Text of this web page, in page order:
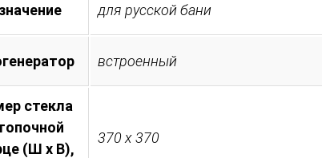
для русской бани
встроенный
стекла
(Ш х В),
370 х 370